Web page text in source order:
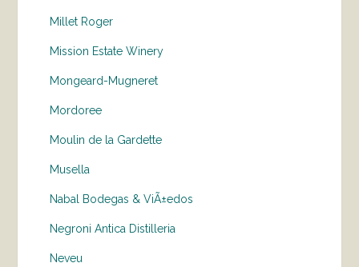
Millet Roger
Mission Estate Winery
Mongeard-Mugneret
Mordoree
Moulin de la Gardette
Musella
Nabal Bodegas & ViÃ±edos
Negroni Antica Distilleria
Neveu